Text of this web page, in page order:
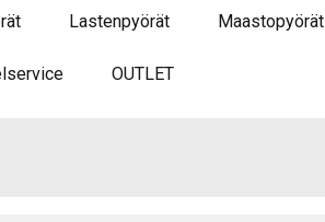
Lastenpyörät Maastopyörät
OUTLET